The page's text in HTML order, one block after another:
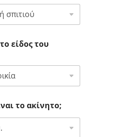
είδος του
το ακίνητο;